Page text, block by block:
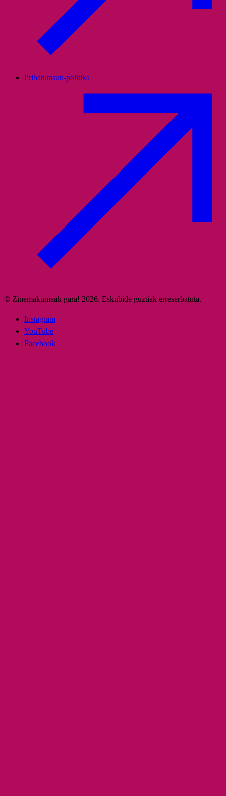
Pribatutasun-politika
© Zinemakumeak gara! 2026. Eskubide guztiak erreserbatuta.
Instagram
YouTube
Facebook